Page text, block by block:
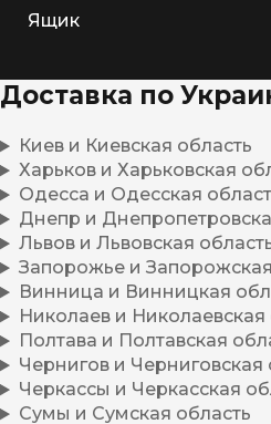
Ящик
Доставка по
Киев и Киевская область
Харьков и Харьковская
Одесса и Одесская
Днепр и
Львов и Львовская
Запорожье и
Винница и Винницкая
Николаев и Николаевская
Полтава и Полтавская
Чернигов и Черниговская
Черкассы и Черкасская
Сумы и Сумская область